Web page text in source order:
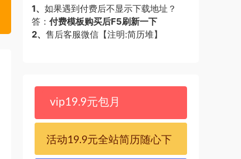
1、 如果遇到付费后不显示下载地址？
答： 付费模板购买后F5刷新一下
2、 售后客服微信【注明:简历堆】
vip19.9元包月
活动19.9元全站简历随心下